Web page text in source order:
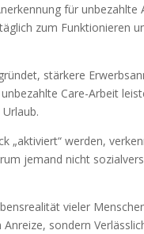
für
zum Funktionieren
stärkere
Care-Arbeit
„aktiviert“ werden,
jemand nicht
vieler
sondern